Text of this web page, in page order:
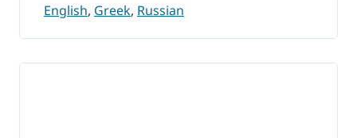
English, Greek, Russian